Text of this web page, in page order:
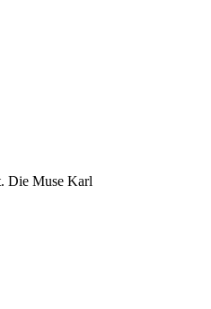
Die Muse Karl